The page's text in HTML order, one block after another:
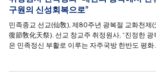
선교(仙敎) “제80주년 광복절 교화천제” _
취정원사 민족강좌 “대한의 광복에서 인류
구원의 신성회복으로”
민족종교 선교(仙敎), 제80주년 광복절 교화천제(光